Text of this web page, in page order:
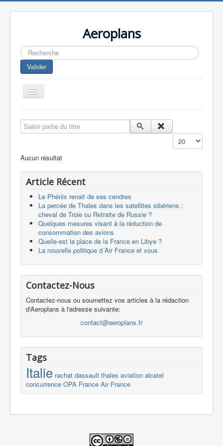
Aeroplans
Rechercher
Valider
Toggle
Navigation
Aviation Commerciale
Europespace
Drones
Saisir partie du titre
Affichage #
Aucun résultat
Article Récent
Le Phénix renait de ses cendres
La percée de Thales dans les satellites sibériens :
cheval de Troie ou Retraite de Russie ?
Quelques mesures visant à la réduction de
consommation des avions
Quelle-est la place de la France en Libye ?
La nouvelle politique d´Air France et vous
Contactez-Nous
Contactez-nous ou soumettez vos articles à la rédaction
d'Aeroplans à l'adresse suivante:
contact@aeroplans.fr
Tags
Italie rachat dassault thales aviation alcatel
concurrence OPA France Air France